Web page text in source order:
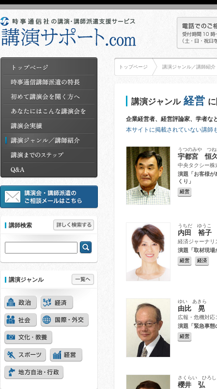
トップページ 講演ジャンル／講師紹介
講演ジャンル経営
企業経営者、経営評論家、学者な
本サイトに掲載されていない講師
うつのみや つね
宇都宮 恒
中央タクシー株
演題「お客様が
くり」
経営
うちだ ゆうこ
内田 裕子
経済ジャーナリ
演題「取材現場
経営 経済
ゆい あきら
由比 晃
広報・危機対応
演題「緊急事態
経営
さくらい ひろし
櫻井 弘
講師検索
講演ジャンル